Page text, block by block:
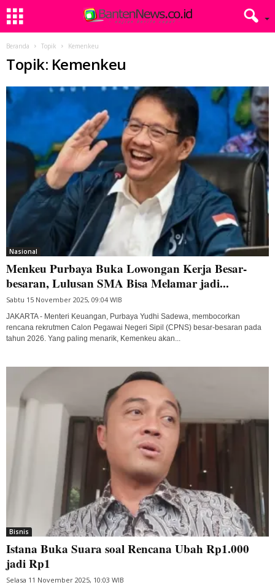
Beranda Topik Kemenkeu
Topik: Kemenkeu
Nasional
Menkeu Purbaya Buka Lowongan Kerja Besar-
besaran, Lulusan SMA Bisa Melamar jadi...
Sabtu 15 November 2025, 09:04 WIB
JAKARTA - Menteri Keuangan, Purbaya Yudhi Sadewa, membocorkan
rencana rekrutmen Calon Pegawai Negeri Sipil (CPNS) besar-besaran pada
tahun 2026. Yang paling menarik, Kemenkeu akan...
Bisnis
Istana Buka Suara soal Rencana Ubah Rp1.000
jadi Rp1
Selasa 11 November 2025, 10:03 WIB